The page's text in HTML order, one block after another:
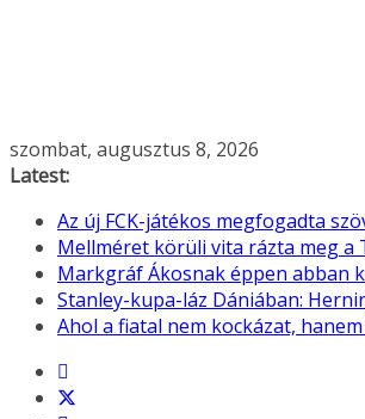
Skip
to
szombat, augusztus 8, 2026
Latest:
Az új FCK-játékos megfogadta
Mellméret körüli vita rázta meg a
Markgráf Ákosnak éppen abban
Stanley-kupa-láz Dániában:
Ahol a fiatal nem kockázat,